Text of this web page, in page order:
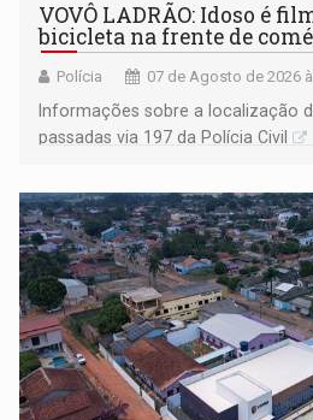
VOVÔ LADRÃO: Idoso é
bicicleta na frente de
Polícia 07 de Agosto de 2026
Informações sobre a localização
passadas via 197 da Polícia Civil